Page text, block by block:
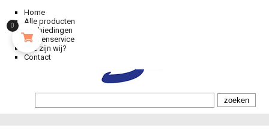
Home
Alle producten
Aanbiedingen
Klantenservice
Wie zijn wij?
Contact
0